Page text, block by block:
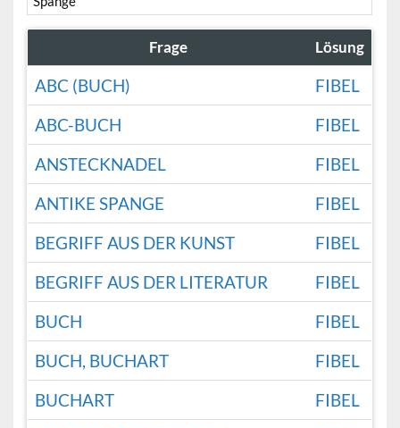
Frage Lösung
ABC (BUCH)
FIBEL
ABC-BUCH
FIBEL
ANSTECKNADEL
FIBEL
ANTIKE SPANGE
FIBEL
BEGRIFF AUS DER KUNST
FIBEL
BEGRIFF AUS DER LITERATUR
FIBEL
BUCH
FIBEL
BUCH, BUCHART
FIBEL
BUCHART
FIBEL